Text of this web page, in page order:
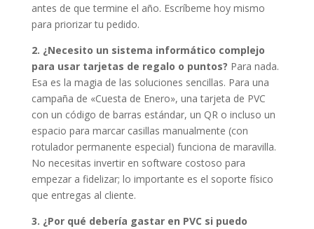
antes de que termine el año. Escríbeme hoy mismo
para priorizar tu pedido.
2. ¿Necesito un sistema informático complejo
para usar tarjetas de regalo o puntos? Para nada.
Esa es la magia de las soluciones sencillas. Para una
campaña de «Cuesta de Enero», una tarjeta de PVC
con un código de barras estándar, un QR o incluso un
espacio para marcar casillas manualmente (con
rotulador permanente especial) funciona de maravilla.
No necesitas invertir en software costoso para
empezar a fidelizar; lo importante es el soporte físico
que entregas al cliente.
3. ¿Por qué debería gastar en PVC si puedo